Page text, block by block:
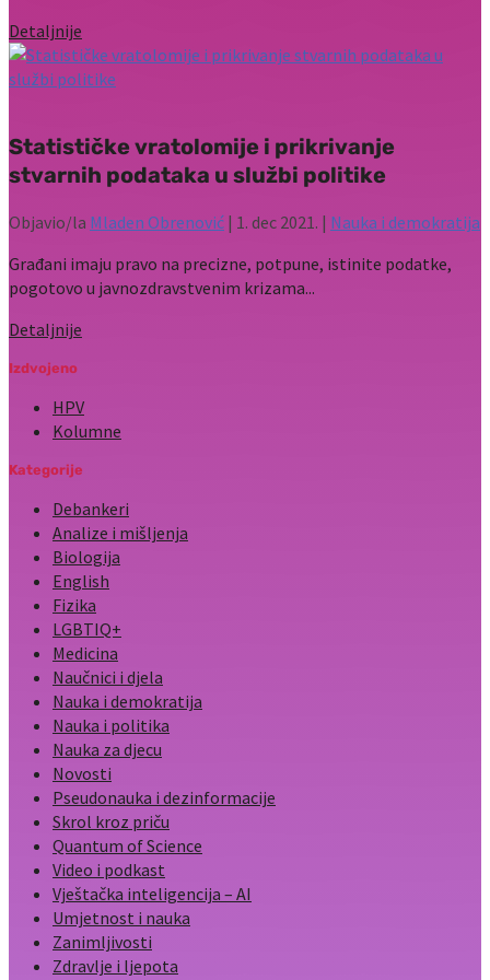
Detaljnije
Statističke vratolomije i prikrivanje
stvarnih podataka u službi politike
Objavio/la Mladen Obrenović | 1. dec 2021. | Nauka i demokratija
Građani imaju pravo na precizne, potpune, istinite podatke,
pogotovo u javnozdravstvenim krizama...
Detaljnije
Izdvojeno
HPV
Kolumne
Kategorije
Debankeri
Analize i mišljenja
Biologija
English
Fizika
LGBTIQ+
Medicina
Naučnici i djela
Nauka i demokratija
Nauka i politika
Nauka za djecu
Novosti
Pseudonauka i dezinformacije
Skrol kroz priču
Quantum of Science
Video i podkast
Vještačka inteligencija – AI
Umjetnost i nauka
Zanimljivosti
Zdravlje i ljepota